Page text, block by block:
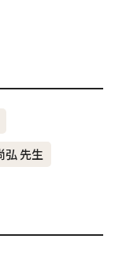
弘 先生